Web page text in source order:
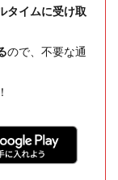
タイムに受け取
ので、不要な通